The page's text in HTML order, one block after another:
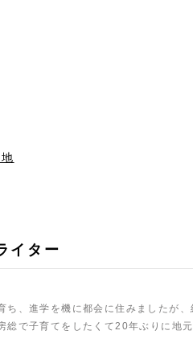
イター
ち、進学を機に都会に住みましたが
総で子育てをしたくて20年ぶりに地